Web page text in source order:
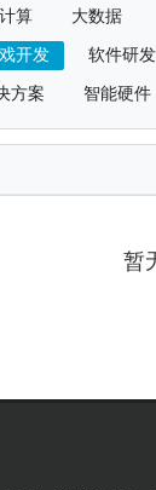
算 大数据
开发 软件研发
方案 智能硬件
暂